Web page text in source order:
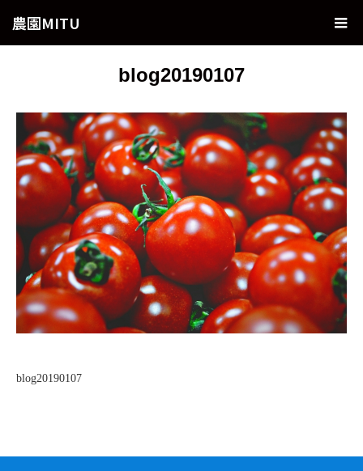
農園MITU
blog20190107
blog20190107